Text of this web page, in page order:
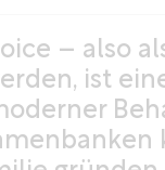
– also
ist